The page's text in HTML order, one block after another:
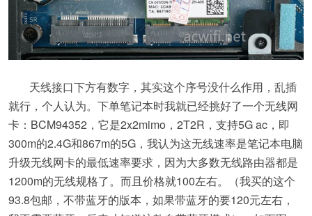
天线接口下方有数字，其实这个序号没什么作用，乱插
就行，个人认为。下单笔记本时我就已经挑好了一个无线网
卡：BCM94352，它是2x2mimo，2T2R，支持5G ac，即
300m的2.4G和867m的5G，我认为这无线速率是笔记本电脑
升级无线网卡的最低速率要求，因为大多数无线路由器都是
1200m的无线规格了。而且价格就100左右。（我买的这个
93.8包邮，不带蓝牙的版本，如果带蓝牙的要120元左右，